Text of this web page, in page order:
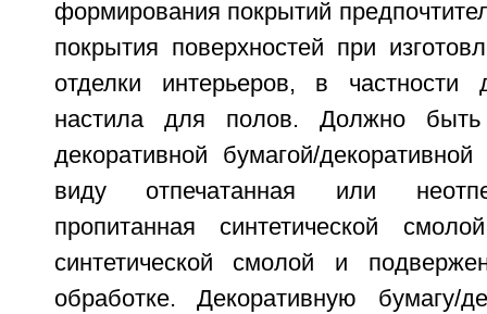
формирования покрытий
покрытия поверхностей при
отделки интерьеров, в частности
настила для полов. Должно
декоративной бумагой/
виду отпечатанная или
пропитанная синтетической
синтетической смолой и
обработке. Декоративную бумагу/